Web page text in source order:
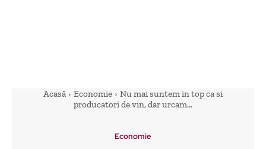
Acasă Economie
Nu mai suntem in top ca si
producatori de vin, dar urcam...
Economie